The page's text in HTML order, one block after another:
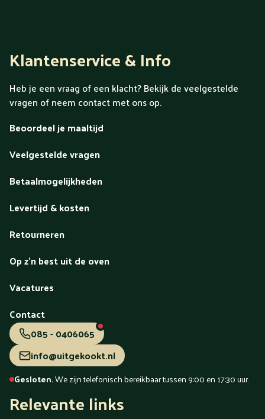
Klantenservice & Info
Heb je een vraag of een klacht? Bekijk de veelgestelde
vragen of neem contact met ons op.
Beoordeel je maaltijd
Veelgestelde vragen
Betaalmogelijkheden
Levertijd & kosten
Retourneren
Op z'n best uit de oven
Vacatures
Contact
085 - 0406065
info@uitgekookt.nl
Gesloten.We zijn telefonisch bereikbaar tussen 9:00 en 17:30 uur.
Relevante links